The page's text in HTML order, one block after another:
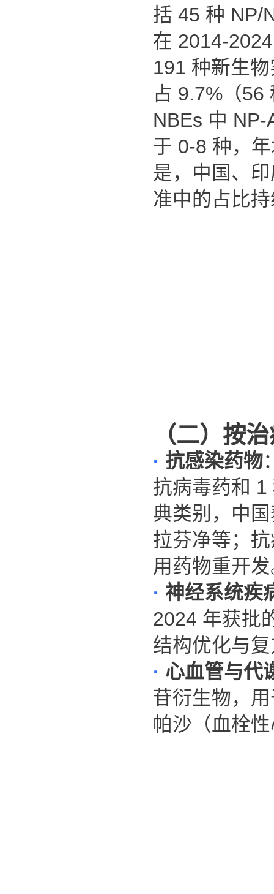
括 45 种 NP/
在 2014-
191 种新生
占 9.7% （56
NBEs 中
于 0-8 种，
是，中国、
准中的占比
（二）按
· 抗感染药物
抗病毒药和 1
典类别，中
拉芬净等；
用药物重开
· 神经系统疾
2024 年获批
结构优化与
· 心血管与代
苷衍生物，
帕沙（血栓